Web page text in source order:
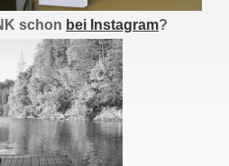
schon bei Instagram?